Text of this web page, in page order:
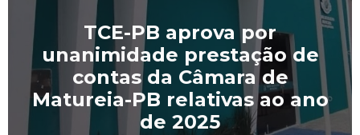
TCE-PB aprova por
unanimidade prestação de
contas da Câmara de
Matureia-PB relativas ao ano
de 2025